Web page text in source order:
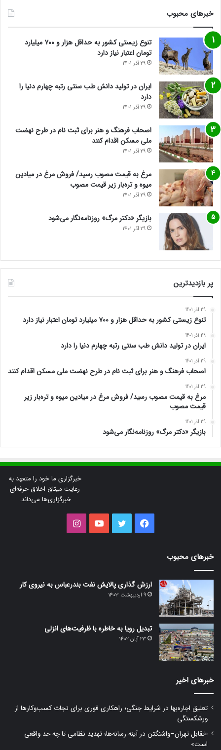
خبرهای محبوب
تنوع زیستی کشور به حداقل هزار و ۷۰۰ میلیارد
تومان اعتبار نیاز دارد
29 آذر 1401
ایران در تولید دانش طب سنتی رتبه چهارم دنیا را
دارد
29 آذر 1401
اصحاب فرهنگ و هنر برای ثبت نام در طرح نهضت
ملی مسکن اقدام کنند
29 آذر 1401
مرغ به قیمت مصوب رسید/ فروش مرغ در میادین
میوه و تره‌بار زیر قیمت مصوب
29 آذر 1401
بازیگر «دکتر مرگ» روزنامه‌نگار می‌شود
29 آذر 1401
پر بازدیدترین
29 آذر 1401
تنوع زیستی کشور به حداقل هزار و ۷۰۰ میلیارد تومان اعتبار نیاز دارد
29 آذر 1401
ایران در تولید دانش طب سنتی رتبه چهارم دنیا را دارد
29 آذر 1401
اصحاب فرهنگ و هنر برای ثبت نام در طرح نهضت ملی مسکن اقدام کنند
29 آذر 1401
مرغ به قیمت مصوب رسید/ فروش مرغ در میادین میوه و تره‌بار زیر
قیمت مصوب
29 آذر 1401
بازیگر «دکتر مرگ» روزنامه‌نگار می‌شود
خبرگزاری ما خود را متعهد به
رعایت میثاق اخلاق حرفه‌ای
خبرگزاری‌ها می‌داند.
فیس
توییتر یوتیوب
خبرهای محبوب
ارزش گذاری پالایش نفت بندرعباس به نیروی کار
9 اردیبهشت 1403
تبدیل رویا به خاطره با ظرفیت‌های انزلی
23 آبان 1402
خبرهای اخیر
تعلیق اجاره‌بها در شرایط جنگی؛ راهکاری فوری برای نجات کسب‌وکارها از
ورشکستگی
«تقابل تهران–واشنگتن در آینه رسانه‌ها؛ تهدید نظامی تا چه حد واقعی
است»